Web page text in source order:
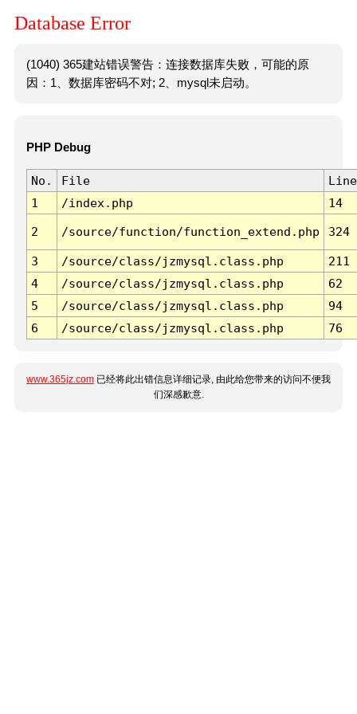
Database Error
(1040) 365建站错误警告：连接数据库失败，可能的原
因：1、数据库密码不对; 2、mysql未启动。
PHP Debug
No. File
Line
1
/index.php 14
2 /source/function/function_extend.php 324
3 /source/class/jzmysql.class.php
211
4
/source/class/jzmysql.class.php
62
5
/source/class/jzmysql.class.php
94
6
/source/class/jzmysql.class.php 76
www.365jz.com 已经将此出错信息详细记录, 由此给您带来的访问不便我
们深感歉意.